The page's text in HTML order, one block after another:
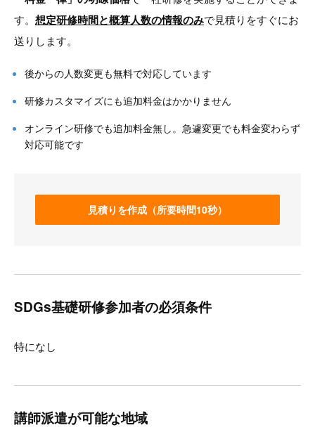
す。 想定研修時間と概算人数の情報のみで見積りをすぐにお
送りします。
後からの人数変更も無料で対応しています
研修カスタマイズにも追加料金はかかりません
オンライン研修でも追加料金無し。急遽変更でも料金変わらず
対応可能です
見積りを作成（所要時間10秒）
SDGs基礎研修参加者の必須条件
特になし
講師派遣が可能な地域